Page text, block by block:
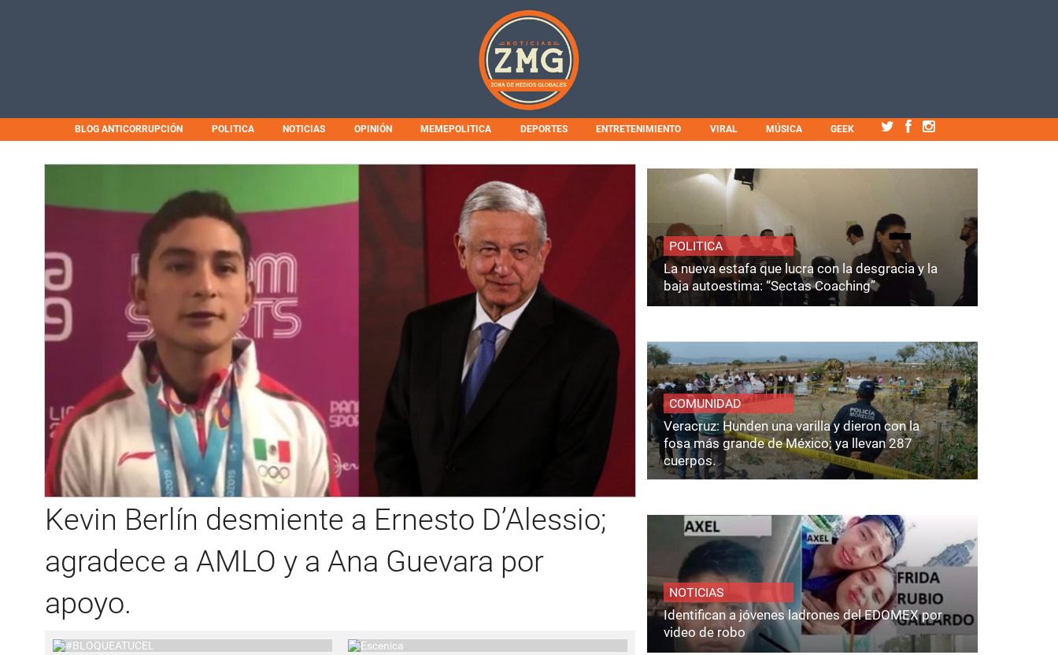
BLOG ANTICORRUPCIÓN POLITICA NOTICIAS OPINIÓN MEMEPOLITICA DEPORTES ENTRETENIMIENTO VIRAL MÚSICA GEEK
Kevin Berlín desmiente a Ernesto D’Alessio;
agradece a AMLO y a Ana Guevara por
apoyo.
POLITICA
La nueva estafa que lucra con la desgracia y la
baja autoestima: “Sectas Coaching”
COMUNIDAD
Veracruz: Hunden una varilla y dieron con la
fosa más grande de México; ya llevan 287
cuerpos.
NOTICIAS
Identifican a jóvenes ladrones del EDOMEX por
video de robo